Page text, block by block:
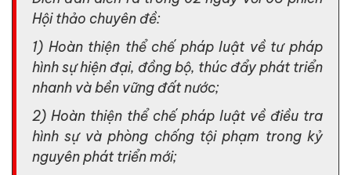
Hội thảo chuyên đề:
1) Hoàn thiện thể chế pháp luật về tư pháp
hình sự hiện đại, đồng bộ, thúc đẩy phát triển
nhanh và bền vững đất nước;
2) Hoàn thiện thể chế pháp luật về điều tra
hình sự và phòng chống tội phạm trong kỷ
nguyên phát triển mới;